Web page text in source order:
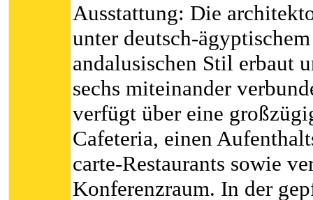
Ausstattung: Die
unter deutsch-
andalusischen Stil erbaut
sechs miteinander
verfügt über eine
Cafeteria, einen
carte-Restaurants sowie
Konferenzraum. In der